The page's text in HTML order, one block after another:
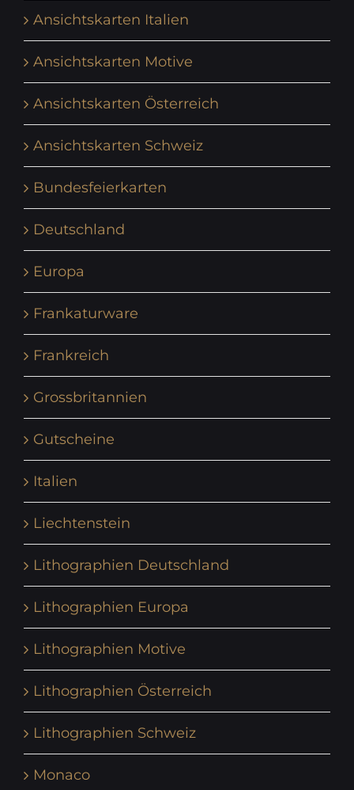
Ansichtskarten Italien
Ansichtskarten Motive
Ansichtskarten Österreich
Ansichtskarten Schweiz
Bundesfeierkarten
Deutschland
Europa
Frankaturware
Frankreich
Grossbritannien
Gutscheine
Italien
Liechtenstein
Lithographien Deutschland
Lithographien Europa
Lithographien Motive
Lithographien Österreich
Lithographien Schweiz
Monaco